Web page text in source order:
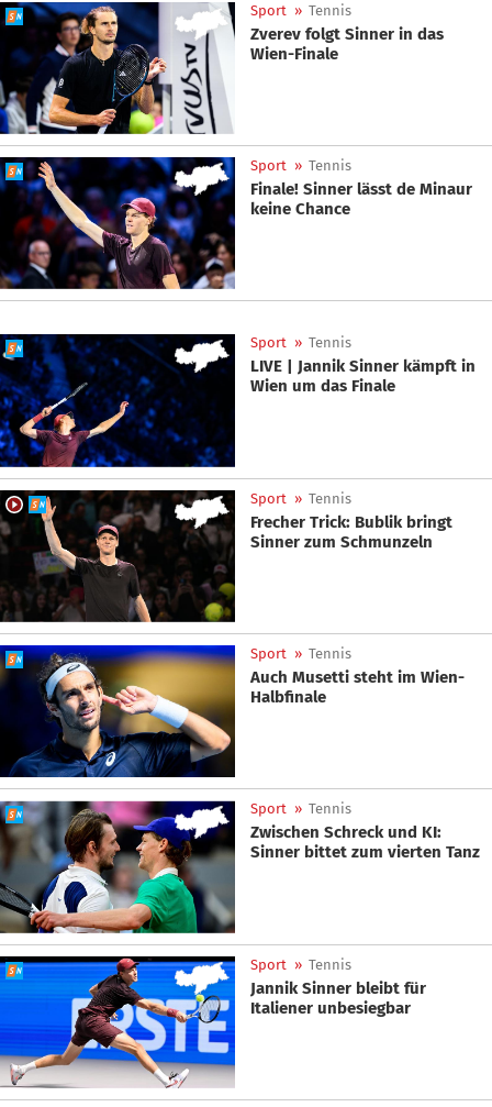
Sport » Tennis
Zverev folgt Sinner in das
Wien-Finale
Sport » Tennis
Finale! Sinner lässt de Minaur
keine Chance
Sport » Tennis
LIVE | Jannik Sinner kämpft in
Wien um das Finale
Sport » Tennis
Frecher Trick: Bublik bringt
Sinner zum Schmunzeln
Sport » Tennis
Auch Musetti steht im Wien-
Halbfinale
Sport » Tennis
Zwischen Schreck und KI:
Sinner bittet zum vierten Tanz
Sport » Tennis
Jannik Sinner bleibt für
Italiener unbesiegbar